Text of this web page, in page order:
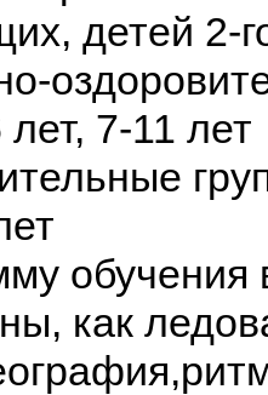
детей 2-
7-11 лет
обучения
как